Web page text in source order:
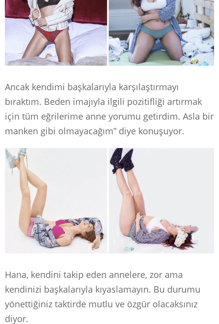
Ancak kendimi başkalarıyla karşılaştırmayı
bıraktım. Beden imajıyla ilgili pozitifliği artırmak
için tüm eğrilerime anne yorumu getirdim. Asla bir
manken gibi olmayacağım” diye konuşuyor.
Hana, kendini takip eden annelere, zor ama
kendinizi başkalarıyla kıyaslamayın. Bu durumu
yönettiğiniz taktirde mutlu ve özgür olacaksınız
diyor.